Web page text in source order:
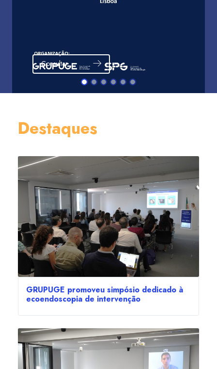
Consultar
Destaques
GRUPUGE promoveu simpósio dedicado à
ecoendoscopia de intervenção